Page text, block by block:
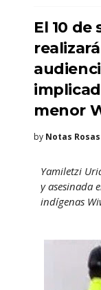
El 10
menor
by Notas Rosas
Yamiletzi
y asesinada
indígenas